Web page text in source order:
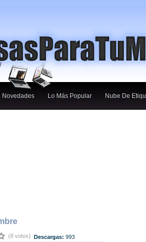
Novedades Lo Más Popular Nube De
(8 votos) Descargas: 993